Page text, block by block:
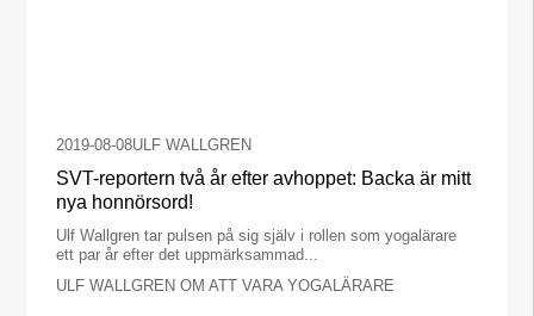
2019-08-08ULF WALLGREN
SVT-reportern två år efter avhoppet: Backa är mitt
nya honnörsord!
Ulf Wallgren tar pulsen på sig själv i rollen som yogalärare
ett par år efter det uppmärksammad...
ULF WALLGREN OM ATT VARA YOGALÄRARE